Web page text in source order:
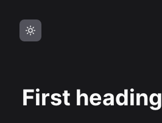
First heading